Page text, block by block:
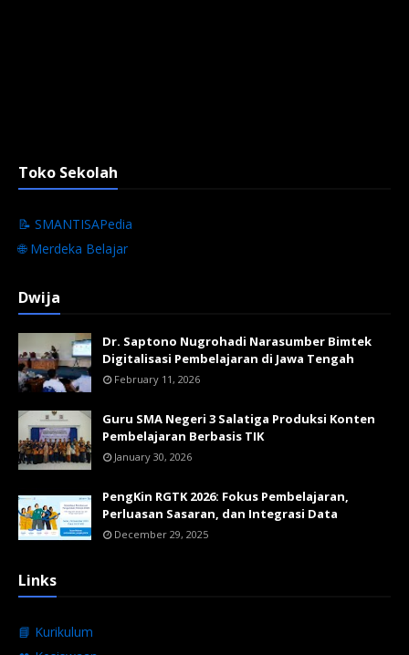
Toko Sekolah
📝 SMANTISAPedia
🌐 Merdeka Belajar
Dwija
Dr. Saptono Nugrohadi Narasumber Bimtek
Digitalisasi Pembelajaran di Jawa Tengah
February 11, 2026
Guru SMA Negeri 3 Salatiga Produksi Konten
Pembelajaran Berbasis TIK
January 30, 2026
PengKin RGTK 2026: Fokus Pembelajaran,
Perluasan Sasaran, dan Integrasi Data
December 29, 2025
Links
📘 Kurikulum